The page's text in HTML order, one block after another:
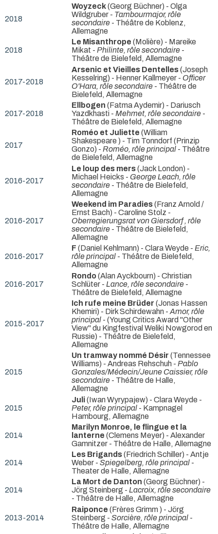
2018
Woyzeck(Georg Büchner) - Olga
Wildgruber - Tambourmajor, rôle
secondaire - Théâtre de Koblenz,
Allemagne
2018
Le Misanthrope (Molière) - Mareike
Mikat - Philinte, rôle secondaire -
Théâtre de Bielefeld, Allemagne
2017-2018
Arsenic et Vieilles Dentelles(Joseph
Kesselring) - Henner Kallmeyer - Officer
O'Hara, rôle secondaire - Théâtre de
Bielefeld, Allemagne
2017-2018
Ellbogen (Fatma Aydemir) - Dariusch
Yazdkhasti - Mehmet, rôle secondaire -
Théâtre de Bielefeld, Allemagne
2017
Roméo et Juliette (William
Shakespeare ) - Tim Tonndorf (Prinzip
Gonzo) - Roméo, rôle principal - Théâtre
de Bielefeld, Allemagne
2016-2017
Le loup des mers(Jack London) -
Michael Heicks - George Leach, rôle
secondaire - Théâtre de Bielefeld,
Allemagne
2016-2017
Weekend im Paradies(Franz Arnold /
Ernst Bach) - Caroline Stolz -
Oberregierungsrat von Giersdorf , rôle
secondaire - Théâtre de Bielefeld,
Allemagne
2016-2017
F (Daniel Kehlmann) - Clara Weyde - Eric,
rôle principal - Théâtre de Bielefeld,
Allemagne
2016-2017
Rondo(Alan Ayckbourn) - Christian
Schlüter - Lance, rôle secondaire -
Théâtre de Bielefeld, Allemagne
2015-2017
Ich rufe meine Brüder (Jonas Hassen
Khemiri) - Dirk Schirdewahn - Amor, rôle
principal - (Young Critics Award "Other
View" du Kingfestival Weliki Nowgorod en
Russie) - Théâtre de Bielefeld,
Allemagne
2015
Un tramway nommé Désir (Tennessee
Williams) - Andreas Rehschuh - Pablo
Gonzales/Médecin/Jeune Caissier, rôle
secondaire - Théâtre de Halle,
Allemagne
2015
Juli(Iwan Wyrypajew) - Clara Weyde -
Peter, rôle principal - Kampnagel
Hambourg, Allemagne
2014
Marilyn Monroe, le flingue et la
lanterne (Clemens Meyer) - Alexander
Gamnitzer - Théâtre de Halle, Allemagne
2014
Les Brigands(Friedrich Schiller) - Antje
Weber - Spiegelberg, rôle principal -
Theater de Halle, Allemagne
2014
La Mort de Danton (Georg Büchner) -
Jörg Steinberg - Lacroix, rôle secondaire
- Théâtre de Halle, Allemagne
2013-2014
Raiponce (Frères Grimm ) - Jörg
Steinberg - Sorcière, rôle principal -
Théâtre de Halle, Allemagne